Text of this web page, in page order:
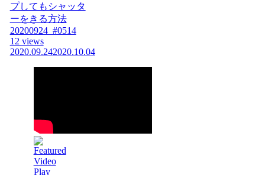
プしてもシャッタ
ーをきる方法
20200924_#0514
12 views
2020.09.242020.10.04